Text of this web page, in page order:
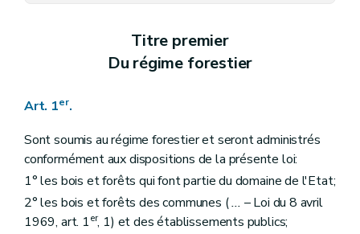
Délimitations et abornements
Art. 27
Art. 28
Art. 30
Titre IV Aménagements
Art. 31
Art. 32
Art. 33
Art. 34
Titre premier
Du régime forestier
Art. 1er.
Sont soumis au régime forestier et seront administrés
conformément aux dispositions de la présente loi:
1° les bois et forêts qui font partie du domaine de l'Etat;
2° les bois et forêts des communes (... – Loi du 8 avril
1969, art. 1er, 1) et des établissements publics;